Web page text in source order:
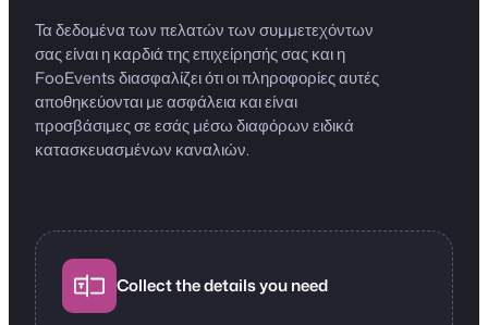
Τα δεδομένα των πελατών των συμμετεχόντων
σας είναι η καρδιά της επιχείρησής σας και η
FooEvents διασφαλίζει ότι οι πληροφορίες αυτές
αποθηκεύονται με ασφάλεια και είναι
προσβάσιμες σε εσάς μέσω διαφόρων ειδικά
κατασκευασμένων καναλιών.
Collect the details you need